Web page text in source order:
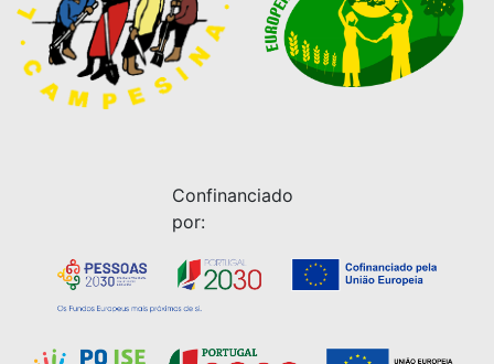
Confinanciado
por: